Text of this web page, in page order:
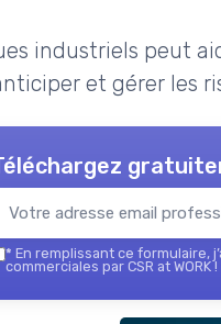
industriels peut
et gérer les
* En remplissant ce formulaire,
commerciales par CSR at WORK